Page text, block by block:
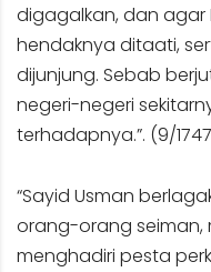
digagalkan, dan agar
hendaknya ditaati,
dijunjung. Sebab
negeri-negeri
terhadapnya.”. (9/
“Sayid Usman
orang-orang seiman,
menghadiri pesta